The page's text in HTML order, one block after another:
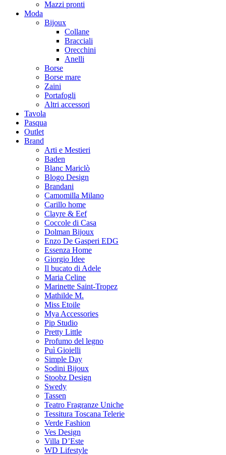
Mazzi pronti
Moda
Bijoux
Collane
Bracciali
Orecchini
Anelli
Borse
Borse mare
Zaini
Portafogli
Altri accessori
Tavola
Pasqua
Outlet
Brand
Arti e Mestieri
Baden
Blanc Mariclò
Blogo Design
Brandani
Camomilla Milano
Carillo home
Clayre & Eef
Coccole di Casa
Dolman Bijoux
Enzo De Gasperi EDG
Essenza Home
Giorgio Idee
Il bucato di Adele
Maria Celine
Marinette Saint-Tropez
Mathilde M.
Miss Etoile
Mya Accessories
Pip Studio
Pretty Little
Profumo del legno
Puì Gioielli
Simple Day
Sodini Bijoux
Stoobz Design
Swedy
Tassen
Teatro Fragranze Uniche
Tessitura Toscana Telerie
Verde Fashion
Ves Design
Villa D’Este
WD Lifestyle